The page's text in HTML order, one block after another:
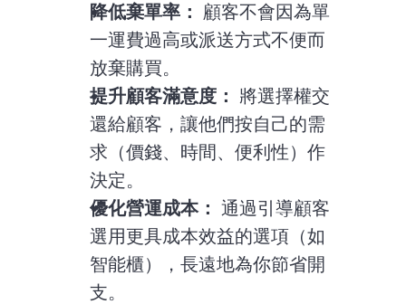
降低棄單率： 顧客不會因為單
一運費過高或派送方式不便而
放棄購買。
提升顧客滿意度： 將選擇權交
還給顧客，讓他們按自己的需
求（價錢、時間、便利性）作
決定。
優化營運成本： 通過引導顧客
選用更具成本效益的選項（如
智能櫃），長遠地為你節省開
支。